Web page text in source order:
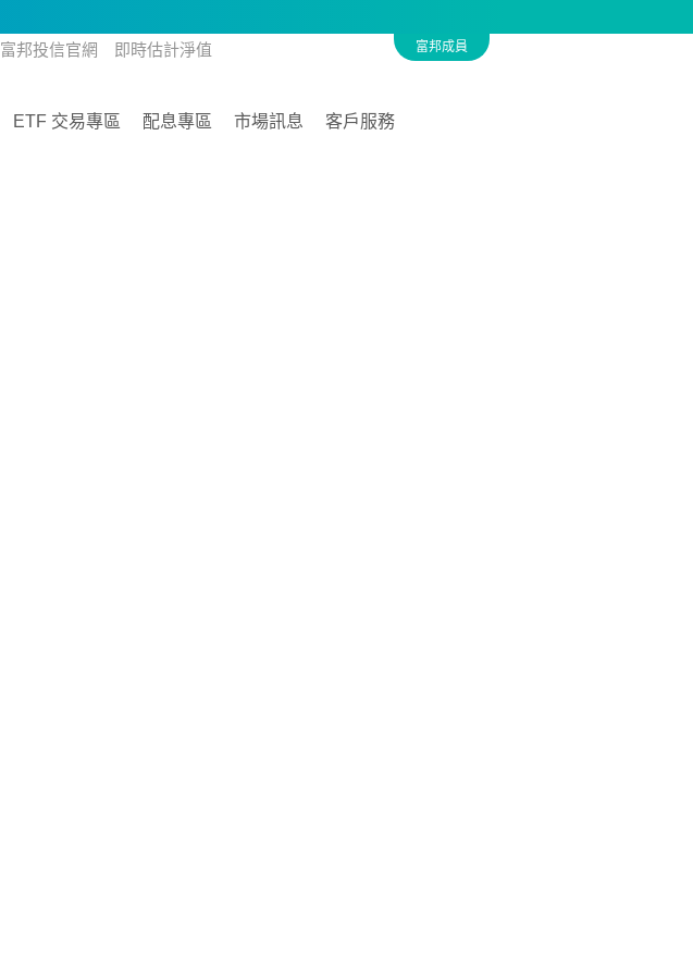
ETF 交易專區 配息專區 市場訊息 客戶服務
富邦成員
富邦投信官網 即時估計淨值